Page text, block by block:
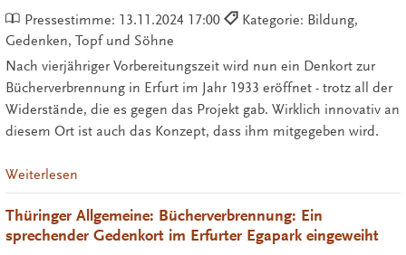
Pressestimme: 13.11.2024 17:00
Kategorie: Bildung,
Gedenken, Topf und Söhne
Nach vierjähriger Vorbereitungszeit wird nun ein Denkort zur
Bücherverbrennung in Erfurt im Jahr 1933 eröffnet - trotz all der
Widerstände, die es gegen das Projekt gab. Wirklich innovativ an
diesem Ort ist auch das Konzept, dass ihm mitgegeben wird.
Weiterlesen
Thüringer Allgemeine: Bücherverbrennung: Ein
sprechender Gedenkort im Erfurter Egapark eingeweiht